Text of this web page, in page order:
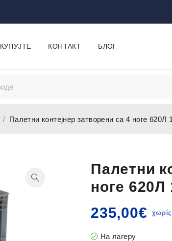
КУПУЈТЕ КОНТАКТ БЛОГ
/ Палетни контејнер затворени са 4 ноге
Палетни
ноге
235,00€
На лагеру